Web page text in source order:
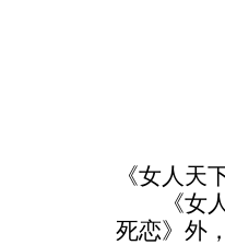
《女人天
《女人
死恋》外